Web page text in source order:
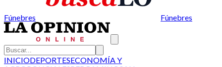
Fúnebres Fúnebres
INICIODEPORTESECONOMÍA Y